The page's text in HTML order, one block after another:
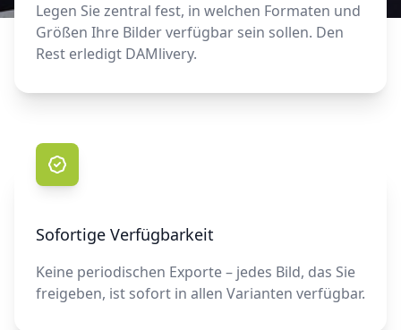
Legen Sie zentral fest, in welchen Formaten und
Größen Ihre Bilder verfügbar sein sollen. Den
Rest erledigt DAMlivery.
Sofortige Verfügbarkeit
Keine periodischen Exporte – jedes Bild, das Sie
freigeben, ist sofort in allen Varianten verfügbar.